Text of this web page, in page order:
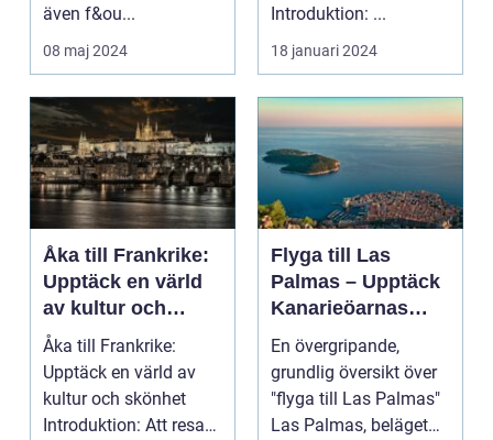
även f&ou...
08 maj 2024
Introduktion: ...
18 januari 2024
Åka till Frankrike:
Upptäck en värld
av kultur och
skönhet
Åka till Frankrike:
Upptäck en värld av
kultur och skönhet
Introduktion: Att resa
Flyga till Las
Palmas – Upptäck
Kanarieöarnas
pärla
En övergripande,
grundlig översikt över
"flyga till Las Palmas"
Las Palmas, beläget